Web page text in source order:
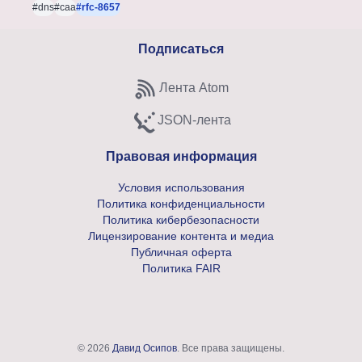
#dns#caa#rfc-8657
Подписаться
Лента Atom
Subscribe to Atom feed
JSON-лента
Subscribe to JSON feed
Правовая информация
Условия использования
Политика конфиденциальности
Политика кибербезопасности
Лицензирование контента и медиа
Публичная оферта
Политика FAIR
© 2026 Давид Осипов . Все права защищены.